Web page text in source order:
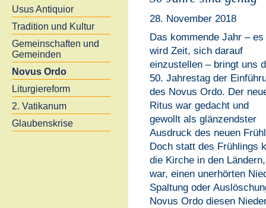
Usus Antiquior
Tradition und Kultur
Gemeinschaften und
Gemeinden
Novus Ordo
Liturgiereform
2. Vatikanum
Glaubenskrise
28. November 2018
Das kommende Jahr – es
wird Zeit, sich darauf
einzustellen – bringt uns
50. Jahrestag der
des Novus Ordo. Der
Ritus war gedacht und
gewollt als glänzendster
Ausdruck des neuen
Doch statt des Frühlings
die Kirche in den
war, einen unerhörten
Spaltung oder
Novus Ordo diesen